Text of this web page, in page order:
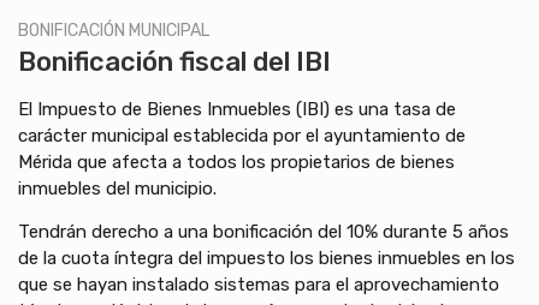
BONIFICACIÓN MUNICIPAL
Bonificación fiscal del IBI
El Impuesto de Bienes Inmuebles (IBI) es una tasa de
carácter municipal establecida por el ayuntamiento de
Mérida que afecta a todos los propietarios de bienes
inmuebles del municipio.
Tendrán derecho a una bonificación del 10% durante 5 años
de la cuota íntegra del impuesto los bienes inmuebles en los
que se hayan instalado sistemas para el aprovechamiento